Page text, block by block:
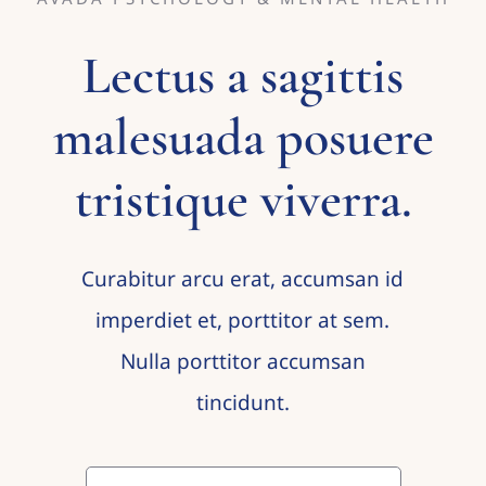
Lectus a sagittis
malesuada posuere
tristique viverra.
Curabitur arcu erat, accumsan id
imperdiet et, porttitor at sem.
Nulla porttitor accumsan
tincidunt.